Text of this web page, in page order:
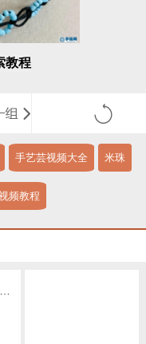
教程
手艺芸视频大全 米珠
频教程